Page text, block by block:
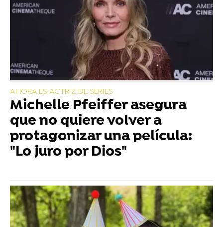
AHORA ES ACTRIZ DE SERIES
Michelle Pfeiffer asegura
que no quiere volver a
protagonizar una película:
"Lo juro por Dios"